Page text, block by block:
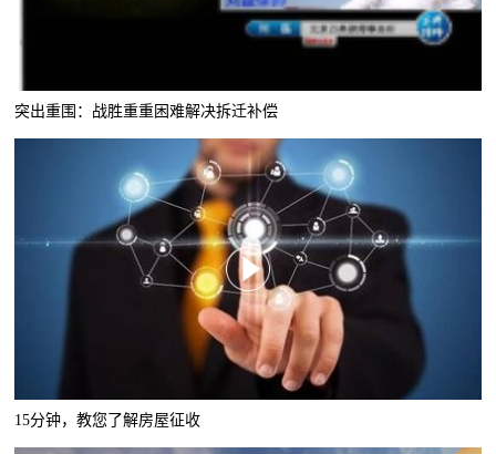
突出重围：战胜重重困难解决拆迁补偿
15分钟，教您了解房屋征收